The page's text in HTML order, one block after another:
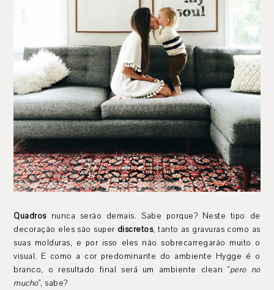
Quadrosnunca serão demais. Sabe porque? Neste tipo de
decoração eles são super discretos, tanto as gravuras como as
suas molduras, e por isso eles não sobrecarregarão muito o
visual. E como a cor predominante do ambiente Hygge é o
branco, o resultado final será um ambiente clean "pero no
mucho", sabe?